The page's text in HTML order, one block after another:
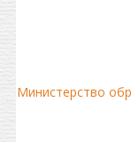
Министерство